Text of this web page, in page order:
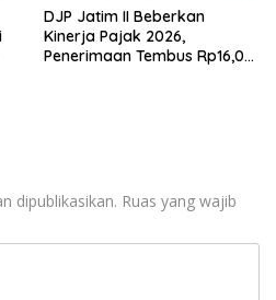
DJP Jatim II Beberkan
Kinerja Pajak 2026,
Penerimaan Tembus Rp16,08
dipublikasikan. Ruas yang wajib